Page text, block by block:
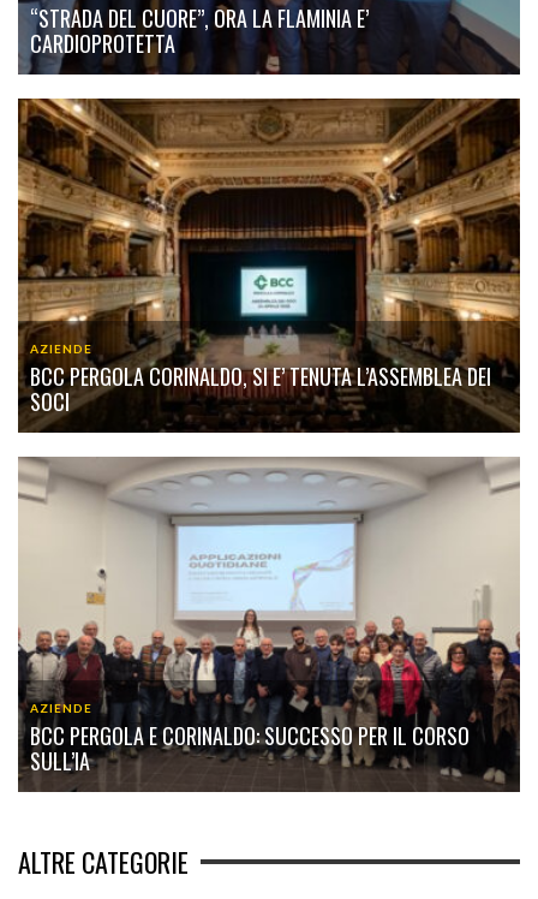
“STRADA DEL CUORE”, ORA LA FLAMINIA E’
CARDIOPROTETTA
AZIENDE
BCC PERGOLA CORINALDO, SI E’ TENUTA L’ASSEMBLEA DEI
SOCI
AZIENDE
BCC PERGOLA E CORINALDO: SUCCESSO PER IL CORSO
SULL’IA
ALTRE CATEGORIE